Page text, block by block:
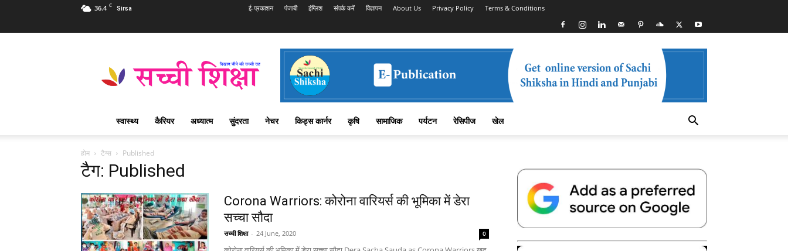
36.4 C Sirsa ई-प्रकाशन पंजाबी इंग्लिश संपर्क करें विज्ञापन About Us Privacy Policy Terms & Conditions
Shiksha
शिक्षा
स्वास्थ्य कैरियर अध्यात्म सुंदरता नेचर किड्स कार्नर कृषि सामाजिक पर्यटन रेसिपीज खेल
होम टैग्स Published
टैग: Published
Corona Warriors: कोरोना वारियर्स की भूमिका में डेरा
सच्चा सौदा
सच्ची शिक्षा - 24 June, 2020 0